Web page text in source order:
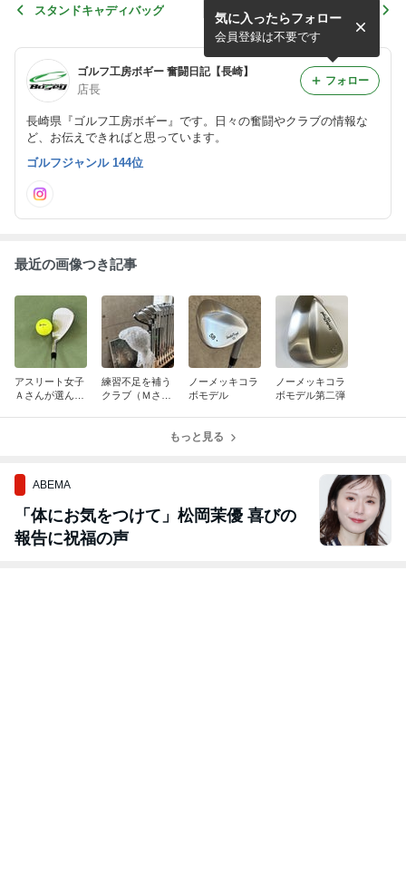
スタンドキャディバッグ
ＲＯＤＤＩＯ 選択（Ｄくん
仕様）
ゴルフ工房ボギー 奮闘日記【長崎】
店長
長崎県『ゴルフ工房ボギー』です。日々の奮闘やクラブの情報な
ど、お伝えできればと思っています。
気に入ったらフォロー
会員登録は不要です
フォロー
ゴルフジャンル 144位
最近の画像つき記事
アスリート女子
Ａさんが選んだ
練習不足を補う
クラブ（Ｍさん
ノーメッキコラ
ボモデル
ノーメッキコラ
ボモデル第二弾
もっと見る
ABEMA
「体にお気をつけて」松岡茉優 喜びの
報告に祝福の声